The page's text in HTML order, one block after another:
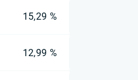
15,29 %
12,99 %